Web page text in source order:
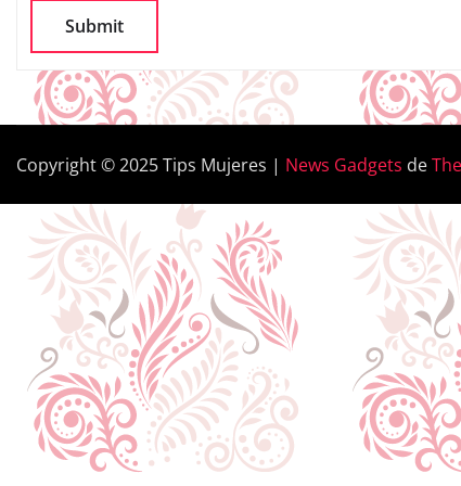
Copyright © 2025 Tips Mujeres | News Gadgets de